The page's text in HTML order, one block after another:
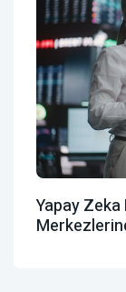
Yapay